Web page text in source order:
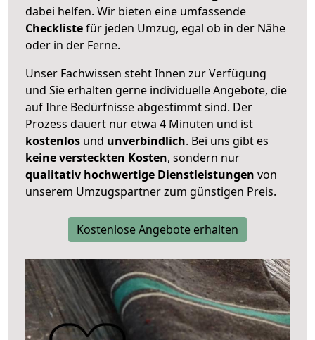
dabei helfen. Wir bieten eine umfassende
Checklistefür jeden Umzug, egal ob in der Nähe
oder in der Ferne.
Unser Fachwissen steht Ihnen zur Verfügung
und Sie erhalten gerne individuelle Angebote, die
auf Ihre Bedürfnisse abgestimmt sind. Der
Prozess dauert nur etwa 4 Minuten und ist
kostenlos und unverbindlich. Bei uns gibt es
keine versteckten Kosten, sondern nur
qualitativ hochwertige Dienstleistungen von
unserem Umzugspartner zum günstigen Preis.
Kostenlose Angebote erhalten